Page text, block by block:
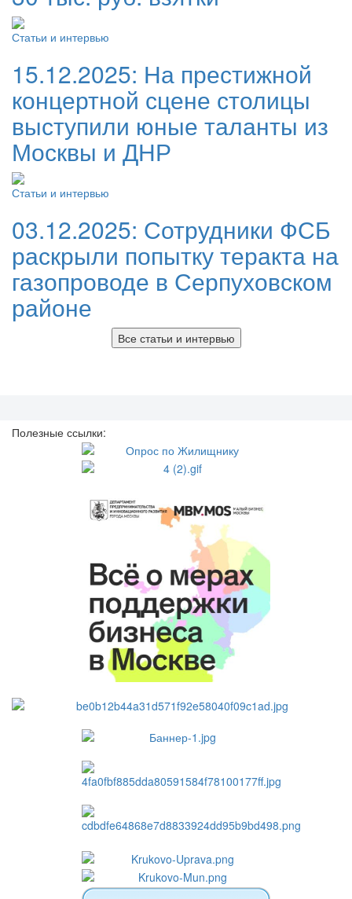
Статьи и интервью
15.12.2025: На престижной
концертной сцене столицы
выступили юные таланты из
Москвы и ДНР
Статьи и интервью
03.12.2025: Сотрудники ФСБ
раскрыли попытку теракта на
газопроводе в Серпуховском
районе
Все статьи и интервью
Полезные ссылки: